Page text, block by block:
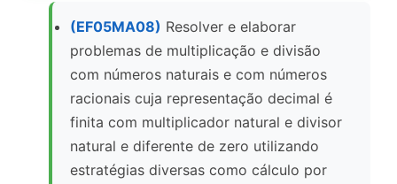
(EF05MA08) Resolver e elaborar
problemas de multiplicação e divisão
com números naturais e com números
racionais cuja representação decimal é
finita com multiplicador natural e divisor
natural e diferente de zero utilizando
estratégias diversas como cálculo por